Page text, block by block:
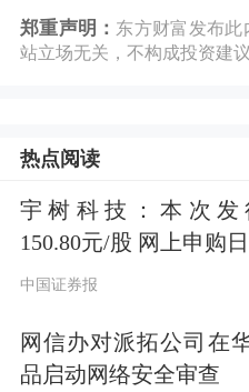
位理事投反对票利
政策调整“作出任何
道指跌171.71点
44461.28点；纳指
0.15%，报
7.94点，跌幅为
郑重声明： 东方财富发布此
站立场无关，不构成投资建
热点阅读
宇树科技：本次发
150.80元/股 网上申购
中国证券报
网信办对派拓公司在
品启动网络安全审查